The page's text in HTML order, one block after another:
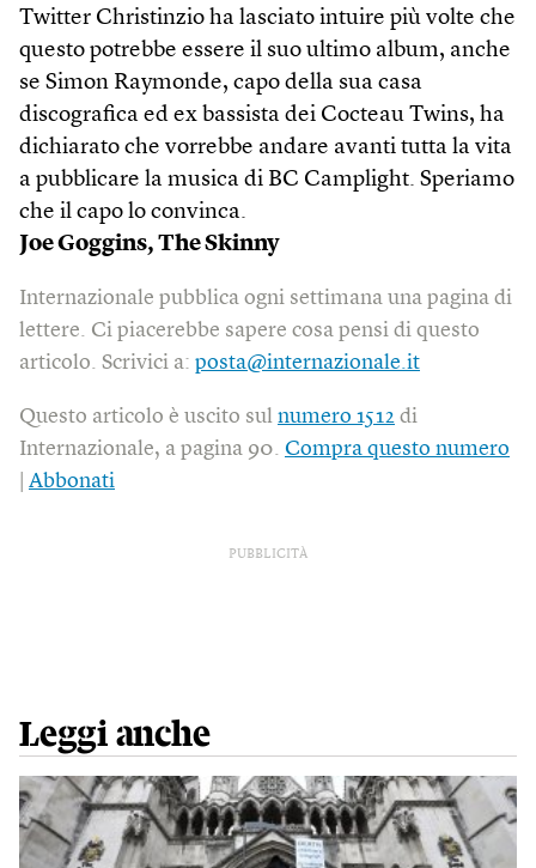
Twitter Christinzio ha lasciato intuire più volte che
questo potrebbe essere il suo ultimo album, anche
se Simon Raymonde, capo della sua casa
discografica ed ex bassista dei Cocteau Twins, ha
dichiarato che vorrebbe andare avanti tutta la vita
a pubblicare la musica di BC Camplight. Speriamo
che il capo lo convinca.
Joe Goggins, The Skinny
Internazionale pubblica ogni settimana una pagina di
lettere. Ci piacerebbe sapere cosa pensi di questo
articolo. Scrivici a: posta@internazionale.it
Questo articolo è uscito sul numero 1512 di
Internazionale, a pagina 90. Compra questo numero
Abbonati
PUBBLICITÀ
Leggi anche